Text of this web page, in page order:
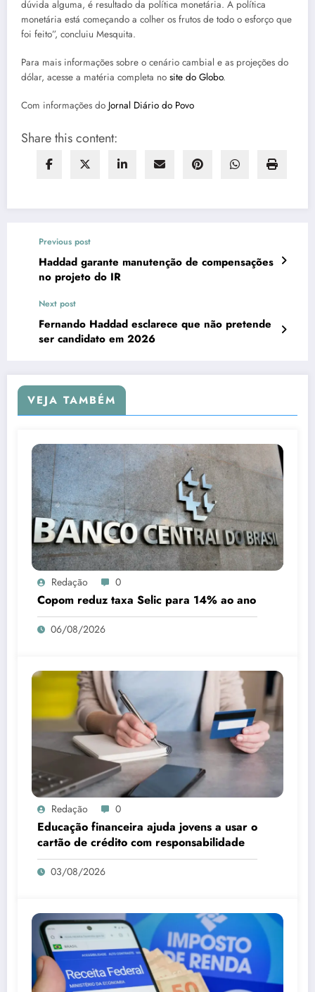
dúvida alguma, é resultado da política monetária. A política
monetária está começando a colher os frutos de todo o esforço que
foi feito”, concluiu Mesquita.
Para mais informações sobre o cenário cambial e as projeções do
dólar, acesse a matéria completa no site do Globo.
Com informações do Jornal Diário do Povo
Share this content:
Previous post
Haddad garante manutenção de compensações
no projeto do IR
Next post
Fernando Haddad esclarece que não pretende
ser candidato em 2026
VEJA TAMBÉM
Redação 0
Copom reduz taxa Selic para 14% ao ano
06/08/2026
Redação 0
Educação financeira ajuda jovens a usar o
cartão de crédito com responsabilidade
03/08/2026